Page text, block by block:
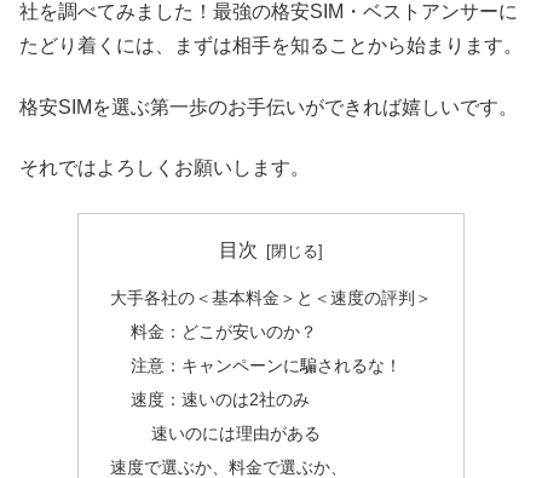
社を調べてみました！最強の格安SIM・ベストアンサーに
たどり着くには、まずは相手を知ることから始まります。
格安SIMを選ぶ第一歩のお手伝いができれば嬉しいです。
それではよろしくお願いします。
目次
大手各社の＜基本料金＞と＜速度の評判＞
料金：どこが安いのか？
注意：キャンペーンに騙されるな！
速度：速いのは2社のみ
速いのには理由がある
速度で選ぶか、料金で選ぶか、